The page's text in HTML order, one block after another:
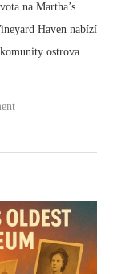
na Martha’s
Haven nabízí
ostrova.